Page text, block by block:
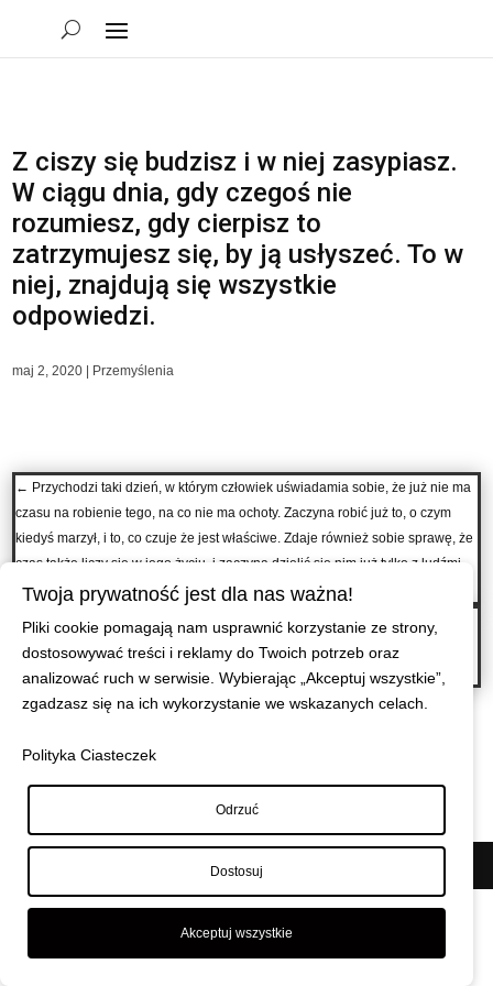
Z ciszy się budzisz i w niej zasypiasz.
W ciągu dnia, gdy czegoś nie
rozumiesz, gdy cierpisz to
zatrzymujesz się, by ją usłyszeć. To w
niej, znajdują się wszystkie
odpowiedzi.
maj 2, 2020 Przemyślenia
← Przychodzi taki dzień, w którym człowiek uświadamia sobie, że już nie ma
czasu na robienie tego, na co nie ma ochoty. Zaczyna robić już to, o czym
kiedyś marzył, i to, co czuje że jest właściwe. Zdaje również sobie sprawę, że
czas także liczy się w jego życiu, i zaczyna dzielić się nim już tylko z ludźmi,
którzy są dobrymi ludźmi.
Są ludzie których spotykamy w życiu wiele razy, a później o nich
zapominamy, ale są i tacy których spotykamy raz, i pamiętamy do końca
życia.→
Polityka prywatności
Twoja prywatność jest dla nas ważna!
Pliki cookie pomagają nam usprawnić korzystanie ze strony,
dostosowywać treści i reklamy do Twoich potrzeb oraz
analizować ruch w serwisie. Wybierając „Akceptuj wszystkie”,
zgadzasz się na ich wykorzystanie we wskazanych celach.
Polityka Ciasteczek
Odrzuć
Dostosuj
Akceptuj wszystkie